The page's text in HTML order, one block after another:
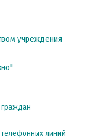
учреждения
линий